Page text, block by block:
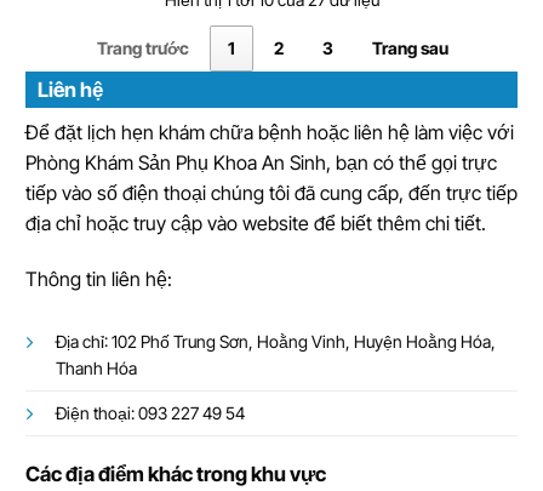
Trang trước 1 2 3 Trang sau
Liên hệ
Để đặt lịch hẹn khám chữa bệnh hoặc liên hệ làm việc với
Phòng Khám Sản Phụ Khoa An Sinh, bạn có thể gọi trực
tiếp vào số điện thoại chúng tôi đã cung cấp, đến trực tiếp
địa chỉ hoặc truy cập vào website để biết thêm chi tiết.
Thông tin liên hệ:
Địa chỉ: 102 Phố Trung Sơn, Hoằng Vinh, Huyện Hoằng Hóa,
Thanh Hóa
Điện thoại: 093 227 49 54
Các địa điểm khác trong khu vực